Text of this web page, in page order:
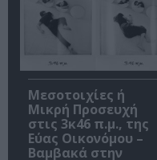
Μεσοτοιχίες ή
Μικρή Προσευχή
στις 3κ46 π.μ., της
Εύας Οικονόμου –
Βαμβακά στην